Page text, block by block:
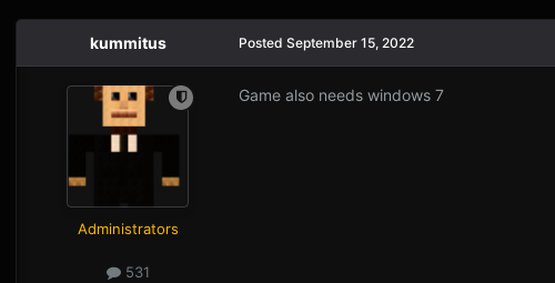
kummitus
Administrators
531
Posted September 15, 2022
Game also needs windows 7